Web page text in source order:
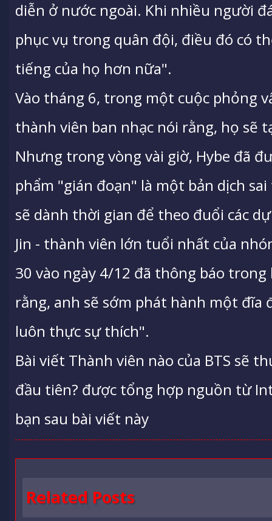
diễn ở nước ngoài. Khi nhiều người
phục vụ trong quân đội, điều đó có
tiếng của họ hơn nữa".
Vào tháng 6, trong một cuộc phỏng
thành viên ban nhạc nói rằng, họ sẽ
Nhưng trong vòng vài giờ, Hybe đã
phẩm "gián đoạn" là một bản dịch
sẽ dành thời gian để theo đuổi các
Jin - thành viên lớn tuổi nhất của
30 vào ngày 4/12 đã thông báo
rằng, anh sẽ sớm phát hành một
luôn thực sự thích".
Bài viết Thành viên nào của BTS sẽ
đầu tiên? được tổng hợp nguồn từ
bạn sau bài viết này
Related Posts